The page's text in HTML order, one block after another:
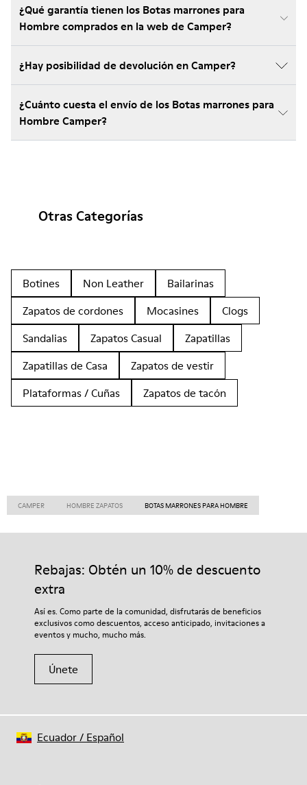
¿Qué garantía tienen los Botas marrones para
Hombre comprados en la web de Camper?
¿Hay posibilidad de devolución en Camper?
¿Cuánto cuesta el envío de los Botas marrones para
Hombre Camper?
Otras Categorías
Botines Non Leather
Bailarinas
Zapatos de cordones
Mocasines
Clogs
Sandalias
Zapatos Casual
Zapatillas
Zapatillas de Casa
Zapatos de vestir
Plataformas / Cuñas
Zapatos de tacón
CAMPER HOMBRE ZAPATOS BOTAS MARRONES PARA HOMBRE
Rebajas: Obtén un 10% de descuento
extra
Así es. Como parte de la comunidad, disfrutarás de beneficios
exclusivos como descuentos, acceso anticipado, invitaciones a
eventos y mucho, mucho más.
Únete
Ecuador/ Español